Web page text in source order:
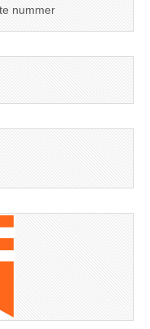
nummer